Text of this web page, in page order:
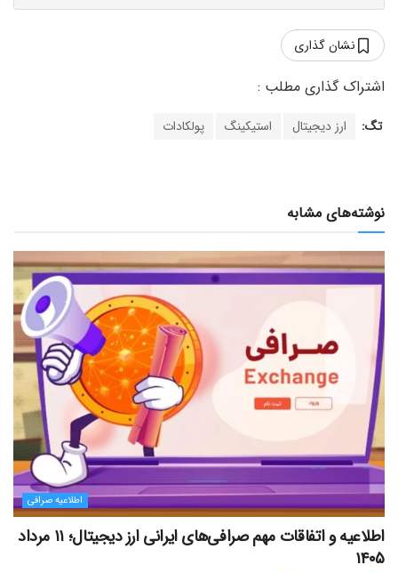
نشان گذاری
تگ: ارز دیجیتال استیکینگ پولکادات
نوشته‌های مشابه
اطلاعیه صرافی
اطلاعیه و اتفاقات مهم صرافی‌های ایرانی ارز دیجیتال؛ ۱۱ مرداد
۱۴۰۵